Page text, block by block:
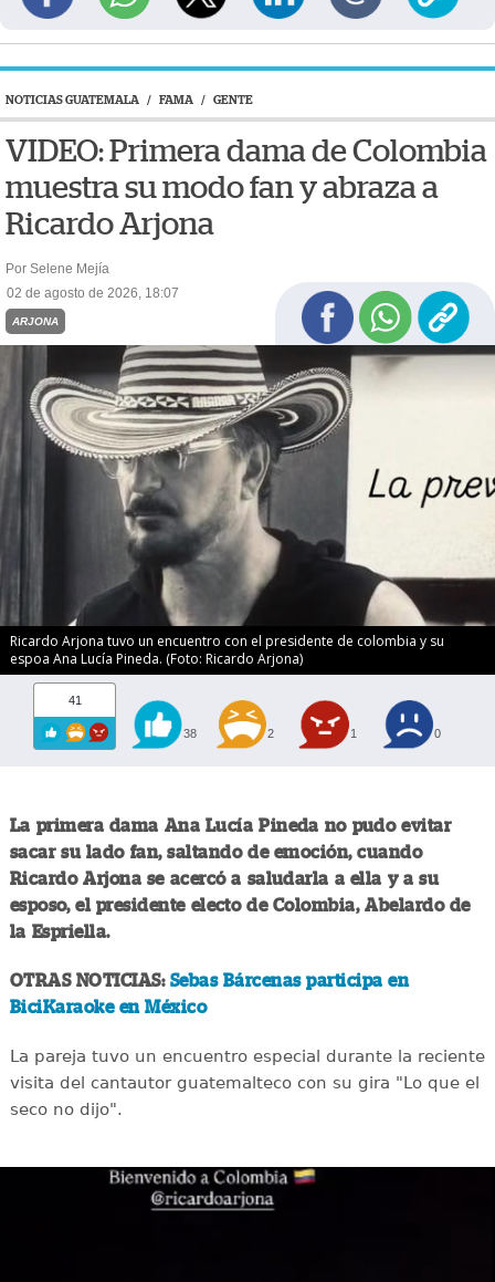
NOTICIAS GUATEMALA / FAMA / GENTE
VIDEO: Primera dama de Colombia
muestra su modo fan y abraza a
Ricardo Arjona
Por Selene Mejía
02 de agosto de 2026, 18:07
ARJONA
Ricardo Arjona tuvo un encuentro con el presidente de colombia y su
espoa Ana Lucía Pineda. (Foto: Ricardo Arjona)
41
38 2 1 0
La primera dama Ana Lucía Pineda no pudo evitar
sacar su lado fan, saltando de emoción, cuando
Ricardo Arjona se acercó a saludarla a ella y a su
esposo, el presidente electo de Colombia, Abelardo de
la Espriella.
OTRAS NOTICIAS: Sebas Bárcenas participa en
BiciKaraoke en México
La pareja tuvo un encuentro especial durante la reciente
visita del cantautor guatemalteco con su gira "Lo que el
seco no dijo".